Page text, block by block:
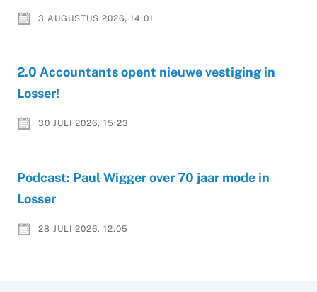
3 AUGUSTUS 2026, 14:01
2.0 Accountants opent nieuwe vestiging in
Losser!
30 JULI 2026, 15:23
Podcast: Paul Wigger over 70 jaar mode in
Losser
28 JULI 2026, 12:05